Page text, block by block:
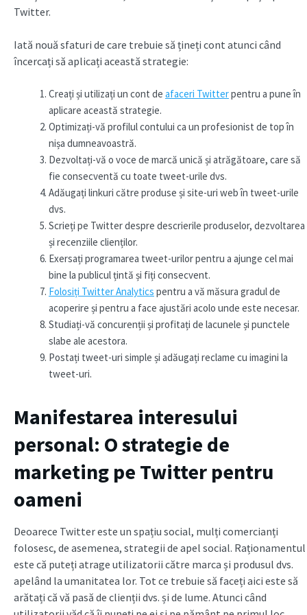
Twitter.
Iată nouă sfaturi de care trebuie să țineți cont atunci când
încercați să aplicați această strategie:
Creați și utilizați un cont de afaceri Twitterpentru a pune în
aplicare această strategie.
Optimizați-vă profilul contului ca un profesionist de top în
nișa dumneavoastră.
Dezvoltați-vă o voce de marcă unică și atrăgătoare, care să
fie consecventă cu toate tweet-urile dvs.
Adăugați linkuri către produse și site-uri web în tweet-urile
dvs.
Scrieți pe Twitter despre descrierile produselor, dezvoltarea
și recenziile clienților.
Exersați programarea tweet-urilor pentru a ajunge cel mai
bine la publicul țintă și fiți consecvent.
Folosiți Twitter Analytics pentru a vă măsura gradul de
acoperire și pentru a face ajustări acolo unde este necesar.
Studiați-vă concurenții și profitați de lacunele și punctele
slabe ale acestora.
Postați tweet-uri simple și adăugați reclame cu imagini la
tweet-uri.
Manifestarea interesului
personal: O strategie de
marketing pe Twitter pentru
oameni
Deoarece Twitter este un spațiu social, mulți comercianți
folosesc, de asemenea, strategii de apel social. Raționamentul
este că puteți atrage utilizatorii către marca și produsul dvs.
apelând la umanitatea lor. Tot ce trebuie să faceți aici este să
arătați că vă pasă de clienții dvs. și de lume. Atunci când